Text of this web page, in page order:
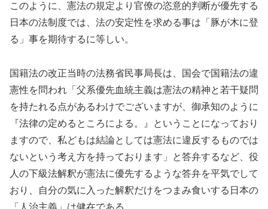
このように、憲法の規定より官僚の恣意的判断が優先する
日本の法制度では、法の安定性を求める事は「豚が木に登
る」事を期待するに等しい。
国籍法の改正当時の法務省民事局長は、国会で国籍法の違
憲性を問われ「父系優先血統主義は憲法の精神と若干疑問
を持たれる点があるわけでございますが、御承知のように
『法律の定めるところによる。』ということになっており
ますので、私どもは結論としては憲法に違反するものでは
ないという考え方を持っております」と答弁するなど、役
人の下級法解釈が憲法に優先するような答弁を平気でして
おり、自分の気に入った解釈だけをつまみ食いする日本の